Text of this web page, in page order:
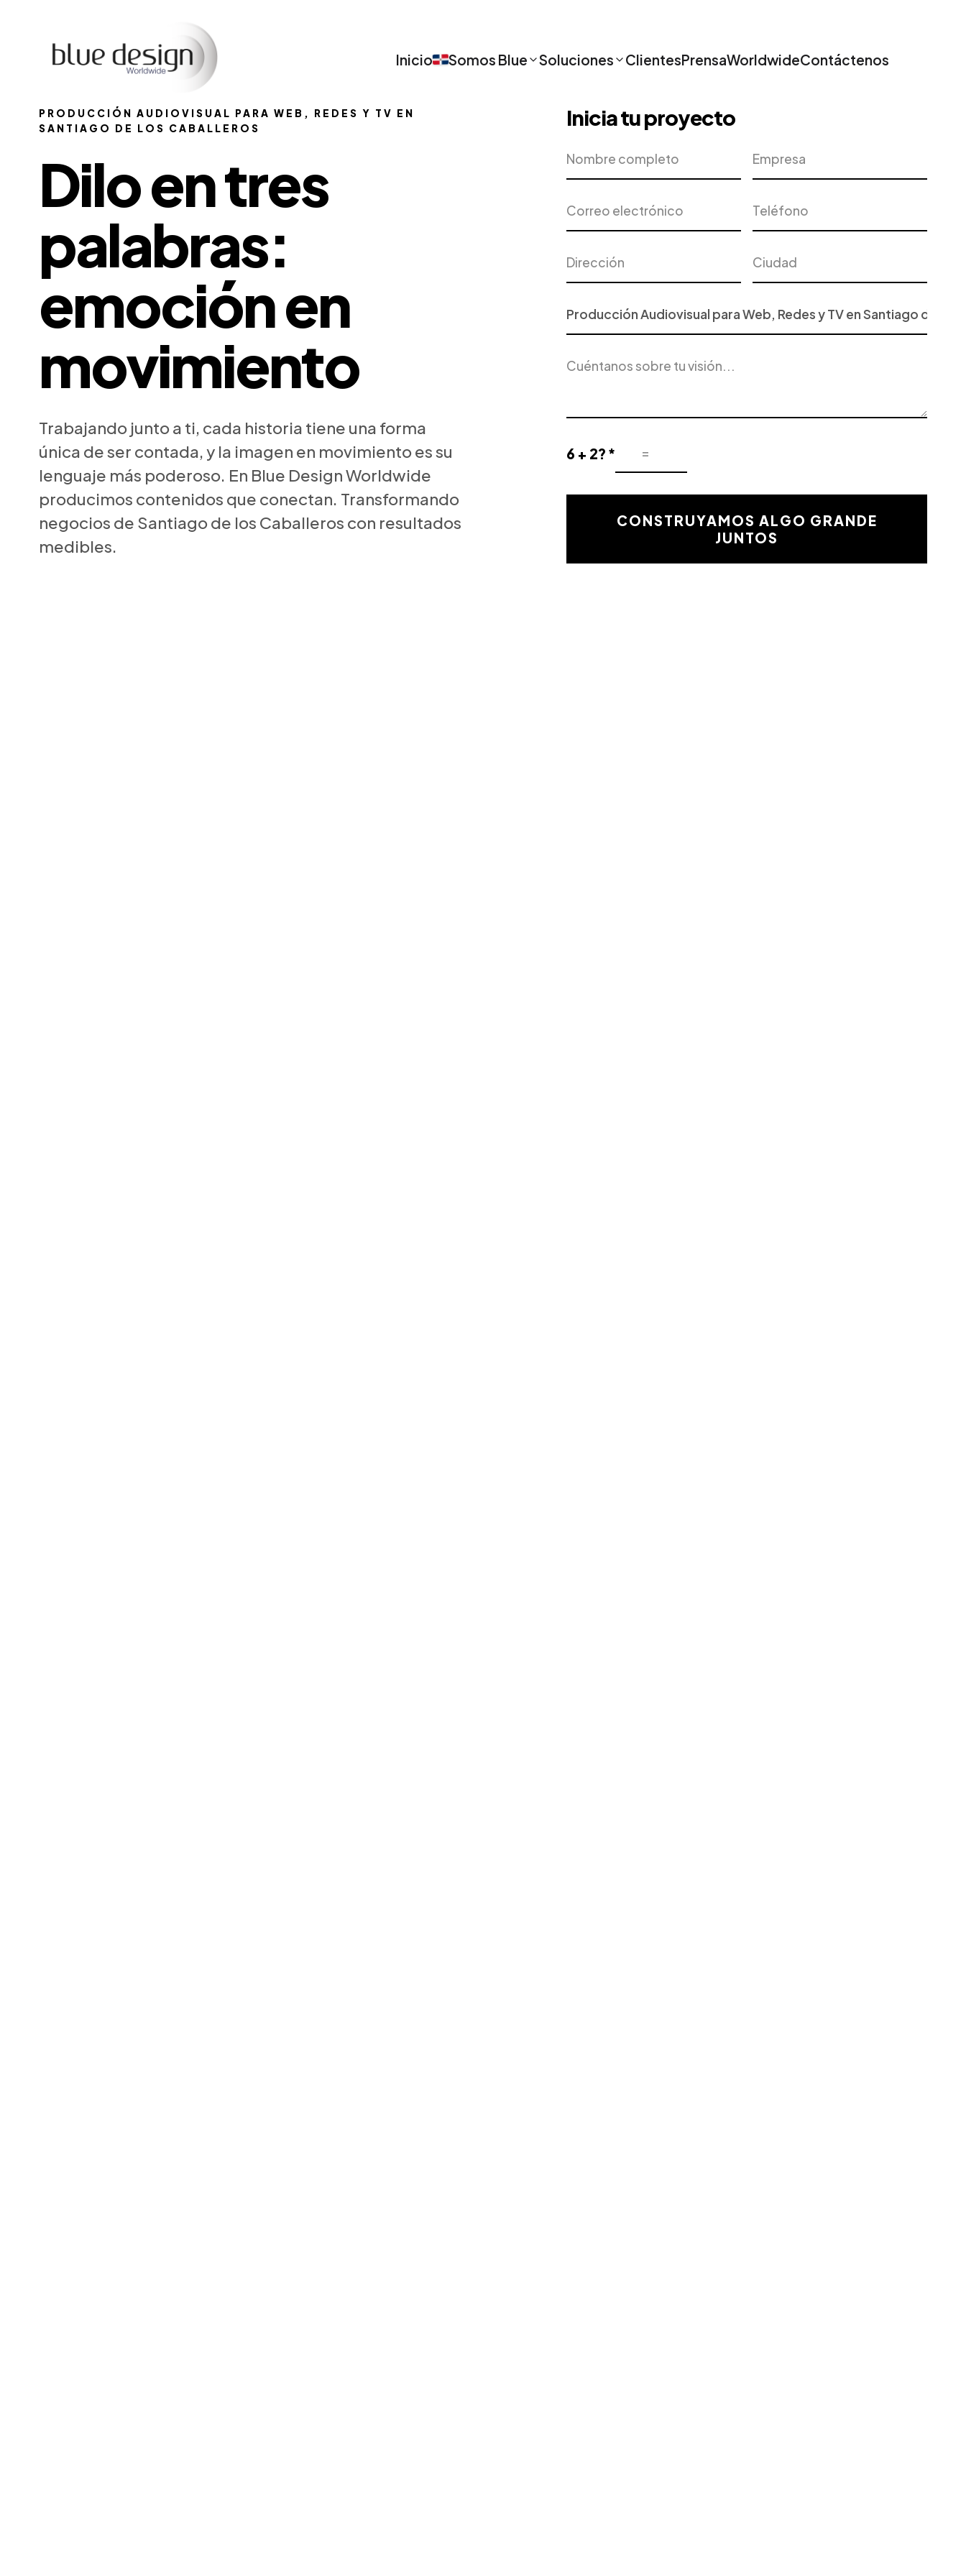
Inicio Somos Blue Soluciones ClientesPrensaWorldwideContáctenos
PRODUCCIÓN AUDIOVISUAL PARA WEB, REDES Y TV EN
SANTIAGO DE LOS CABALLEROS
Dilo en tres
palabras:
emoción en
movimiento
Trabajando junto a ti, cada historia tiene una forma
única de ser contada, y la imagen en movimiento es su
lenguaje más poderoso. En Blue Design Worldwide
producimos contenidos que conectan. Transformando
negocios de Santiago de los Caballeros con resultados
medibles.
Inicia tu proyecto
completo
electrónico
o
Servicio
Interés
del
6 + 2? *
Resultado
la
validaciónCONSTRUYAMOS ALGO GRANDE
JUNTOS